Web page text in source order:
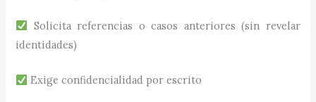
Solicita referencias o casos anteriores (sin revelar
identidades)
Exige confidencialidad por escrito